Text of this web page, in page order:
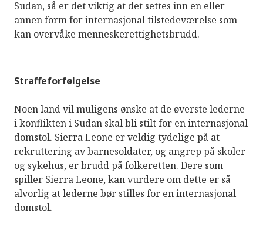
Sudan, så er det viktig at det settes inn en eller
annen form for internasjonal tilstedeværelse som
kan overvåke menneskerettighetsbrudd.
Straffeforfølgelse
Noen land vil muligens ønske at de øverste lederne
i konflikten i Sudan skal bli stilt for en internasjonal
domstol. Sierra Leone er veldig tydelige på at
rekruttering av barnesoldater, og angrep på skoler
og sykehus, er brudd på folkeretten. Dere som
spiller Sierra Leone, kan vurdere om dette er så
alvorlig at lederne bør stilles for en internasjonal
domstol.